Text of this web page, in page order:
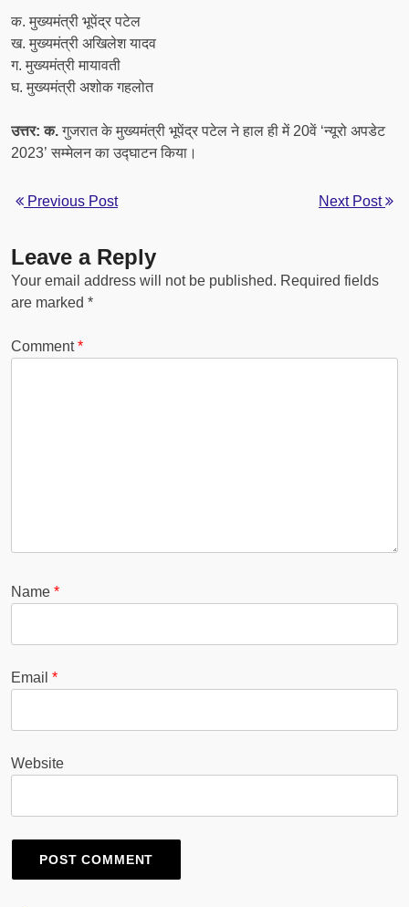
क. मुख्यमंत्री भूपेंद्र पटेल
ख. मुख्यमंत्री अखिलेश यादव
ग. मुख्यमंत्री मायावती
घ. मुख्यमंत्री अशोक गहलोत
उत्तर: क.गुजरात के मुख्यमंत्री भूपेंद्र पटेल ने हाल ही में 20वें ‘न्यूरो अपडेट
2023’ सम्मेलन का उद्घाटन किया।
Previous Post Next Post
Leave a Reply
Your email address will not be published. Required fields
are marked *
Comment*
Name *
Email *
Website